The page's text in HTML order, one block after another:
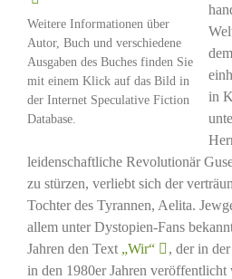
Weitere Informationen über
Autor, Buch und verschiedene
Ausgaben des Buches finden Sie
mit einem Klick auf das Bild in
der Internet Speculative Fiction
Database.
in
leidenschaftliche Revolutionär
zu stürzen, verliebt sich der
Tochter des Tyrannen, Aelita.
allem unter Dystopien-Fans
Jahren den Text „Wir“
, der in
in den 1980er Jahren